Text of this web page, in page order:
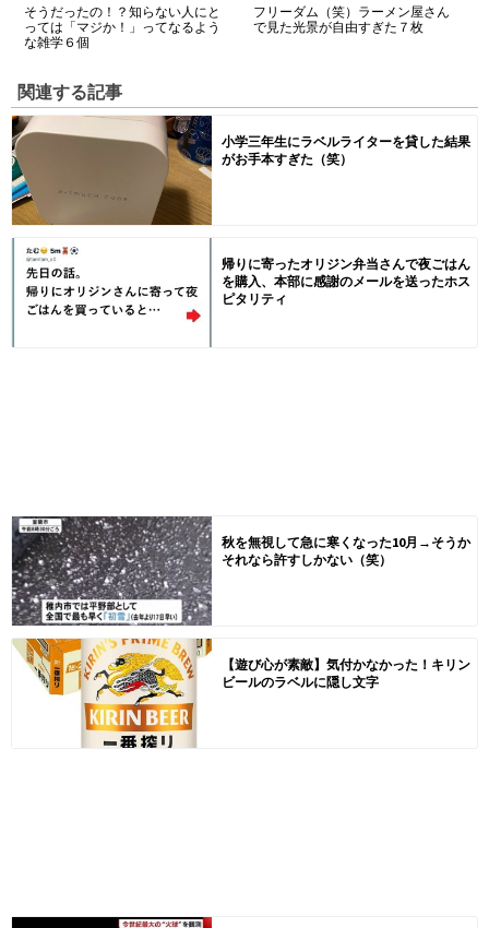
そうだったの！？知らない人にと
っては「マジか！」ってなるよう
な雑学６個
フリーダム（笑）ラーメン屋さん
で見た光景が自由すぎた７枚
関連する記事
小学三年生にラベルライターを貸した結果
がお手本すぎた（笑）
帰りに寄ったオリジン弁当さんで夜ごはん
を購入、本部に感謝のメールを送ったホス
ピタリティ
秋を無視して急に寒くなった10月→そうか
それなら許すしかない（笑）
【遊び心が素敵】気付かなかった！キリン
ビールのラベルに隠し文字